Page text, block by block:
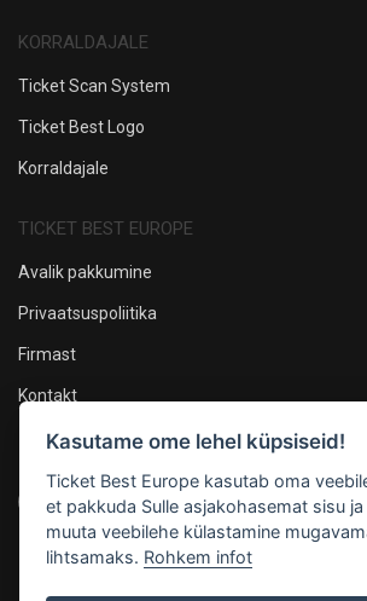
KORRALDAJALE
Ticket Scan System
Ticket Best Logo
Korraldajale
TICKET BEST EUROPE
Avalik pakkumine
Privaatsuspoliitika
Firmast
Kontakt
Oleme sotsiaalmeedias
Maksevõimalused
Kasutame ome lehel küpsiseid!
Ticket Best Europe kasutab oma
et pakkuda Sulle asjakohasemat sisu
muuta veebilehe külastamine
lihtsamaks. Rohkem infot